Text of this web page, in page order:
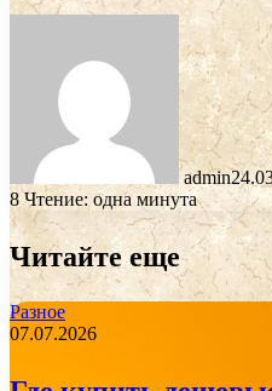
admin
8Чтение: одна минута
Читайте еще
Разное
07.07.2026